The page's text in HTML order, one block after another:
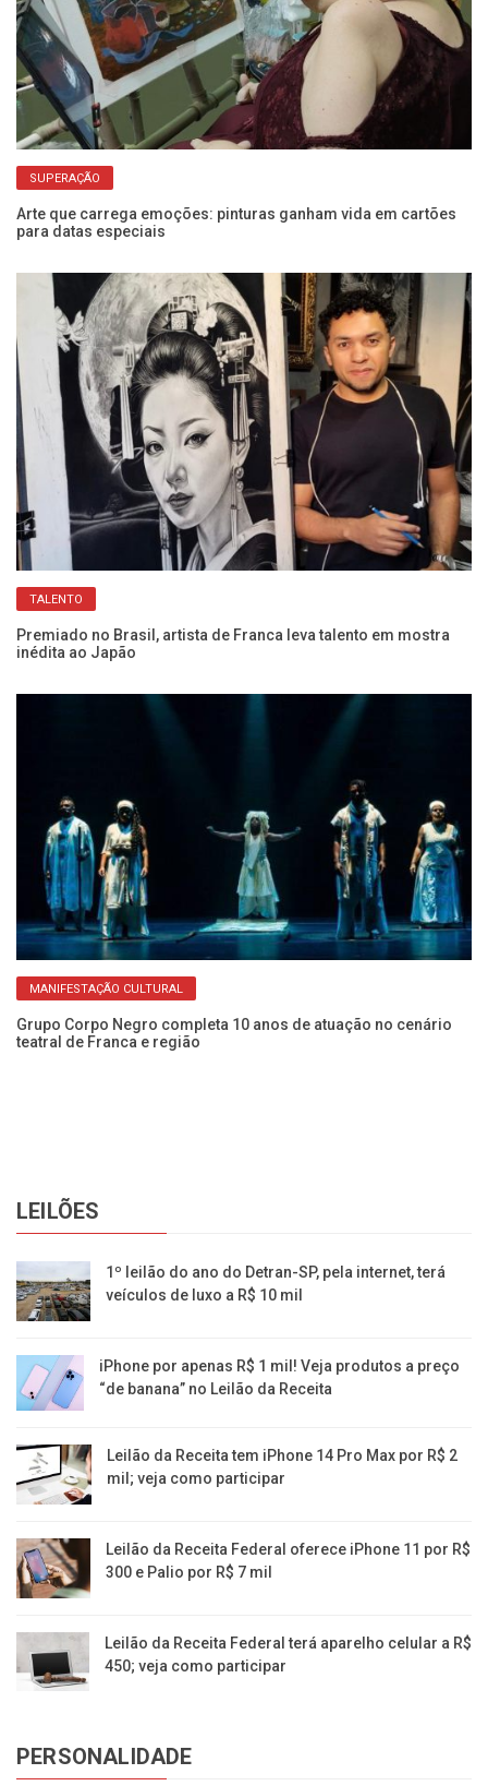
SUPERAÇÃO
Arte que carrega emoções: pinturas ganham vida em cartões
para datas especiais
TALENTO
Premiado no Brasil, artista de Franca leva talento em mostra
inédita ao Japão
MANIFESTAÇÃO CULTURAL
Grupo Corpo Negro completa 10 anos de atuação no cenário
teatral de Franca e região
LEILÕES
1º leilão do ano do Detran-SP, pela internet, terá
veículos de luxo a R$ 10 mil
iPhone por apenas R$ 1 mil! Veja produtos a preço
“de banana” no Leilão da Receita
Leilão da Receita tem iPhone 14 Pro Max por R$ 2
mil; veja como participar
Leilão da Receita Federal oferece iPhone 11 por R$
300 e Palio por R$ 7 mil
Leilão da Receita Federal terá aparelho celular a R$
450; veja como participar
PERSONALIDADE